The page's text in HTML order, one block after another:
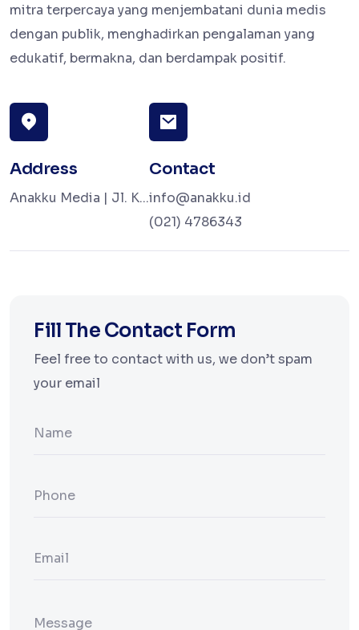
mitra terpercaya yang menjembatani dunia medis
dengan publik, menghadirkan pengalaman yang
edukatif, bermakna, dan berdampak positif.
Address
Anakku Media | Jl. K...
Contact
info@anakku.id
(021) 4786343
Fill The Contact Form
Feel free to contact with us, we don’t spam
your email